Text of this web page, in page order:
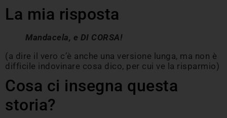
La mia risposta
Mandacela, e DI CORSA!
(a dire il vero c’è anche una versione lunga, ma non è
difficile indovinare cosa dico, per cui ve la risparmio)
Cosa ci insegna questa
storia?